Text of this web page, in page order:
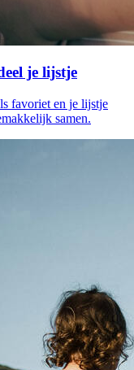
je lijstje
favoriet en je lijstje
samen.